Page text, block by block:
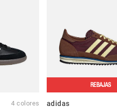
4 colores
REBAJAS
adidas